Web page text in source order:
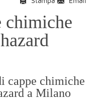
chimiche
cappe chimiche
a Milano